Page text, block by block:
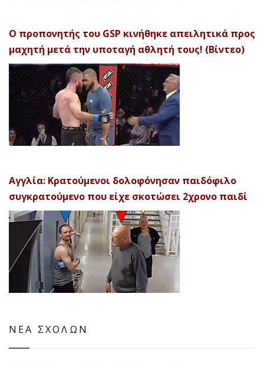
Ο προπονητής του GSP κινήθηκε απειλητικά προς
μαχητή μετά την υποταγή αθλητή τους! (Βίντεο)
Αγγλία: Κρατούμενοι δολοφόνησαν παιδόφιλο
συγκρατούμενο που είχε σκοτώσει 2χρονο παιδί
ΝΕΑ ΣΧΟΛΩΝ